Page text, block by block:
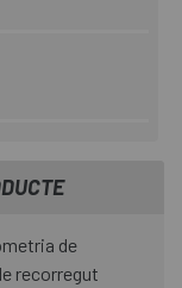
de
recorregut